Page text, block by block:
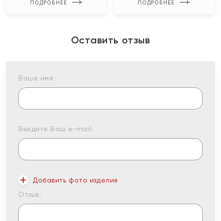
ПОДРОБНЕЕ ПОДРОБНЕЕ
Оставить отзыв
Ваше имя:
Введите Ваш e-mail:
Добавить фото изделия
Отзыв: